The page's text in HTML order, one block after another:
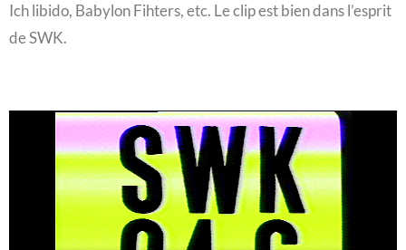
Ich libi­do, Baby­lon Fih­ters, etc. Le clip est bien dans l’es­prit
de SWK.